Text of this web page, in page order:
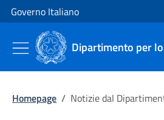
Vai al contenuto
Vai alla navigazione del sito
Governo Italiano
Dipartimento per
Homepage / Notizie dal